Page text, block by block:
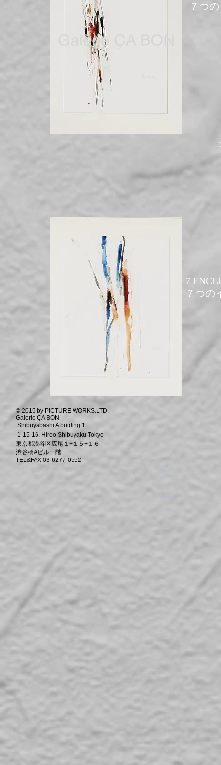
７つ
7
７つの
© 2015 by PICTURE WORKS.LTD.
Galerie ÇA BON
Shibuyabashi A buiding 1F
1-15-16, Hiroo Shibuyaku Tokyo
東京都渋谷区広尾１−１５−１６
渋谷橋Aビル一階
TEL&FAX 03-6277-0552
​。